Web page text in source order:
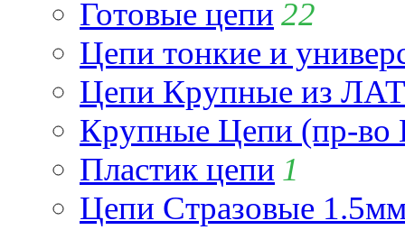
Готовые цепи 22
Цепи тонкие и
Цепи Крупные из
Крупные Цепи (пр-во
Пластик цепи 1
Цепи Стразовые